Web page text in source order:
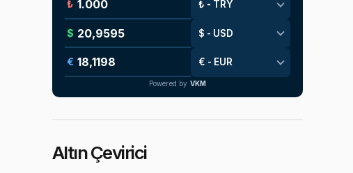
₺
$
€
Powered by VKM
Altın Çevirici